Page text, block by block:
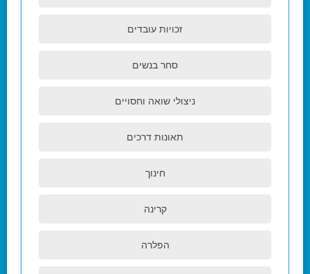
זכויות עובדים
סחר בנשים
ניצולי שואה וחסויים
תאונות דרכים
חינוך
קרינה
הפלרה